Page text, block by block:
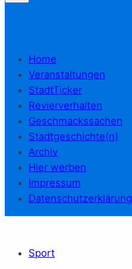
Home
Veranstaltungen
StadtTicker
Revierverhalten
Geschmackssachen
Stadtgeschichte(n)
Archiv
Hier werben
Impressum
Datenschutzerklärung
Sport